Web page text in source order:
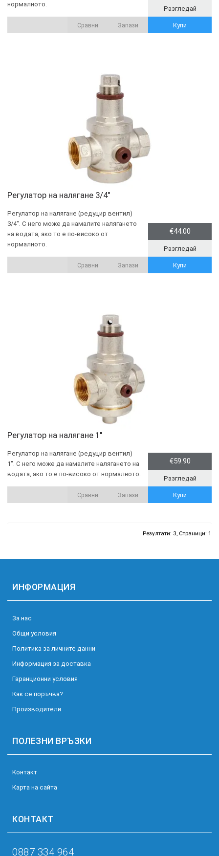
нормалното.
Разгледай
Купи
Запази
Сравни
Регулатор на налягане 3/4"
Регулатор на налягане (редуцир вентил)
3/4". С него може да намалите налягането
на водата, ако то е по-високо от
нормалното.
€44.00
Разгледай
Купи
Запази
Сравни
Регулатор на налягане 1"
Регулатор на налягане (редуцир вентил)
1". С него може да намалите налягането на
водата, ако то е по-високо от нормалното.
€59.90
Разгледай
Купи
Запази
Сравни
Резултати: 3, Страници: 1
ИНФОРМАЦИЯ
За нас
Общи условия
Политика за личните данни
Информация за доставка
Гаранционни условия
Как се поръчва?
Производители
ПОЛЕЗНИ ВРЪЗКИ
Kонтакт
Карта на сайта
КОНТАКТ
0887 334 964